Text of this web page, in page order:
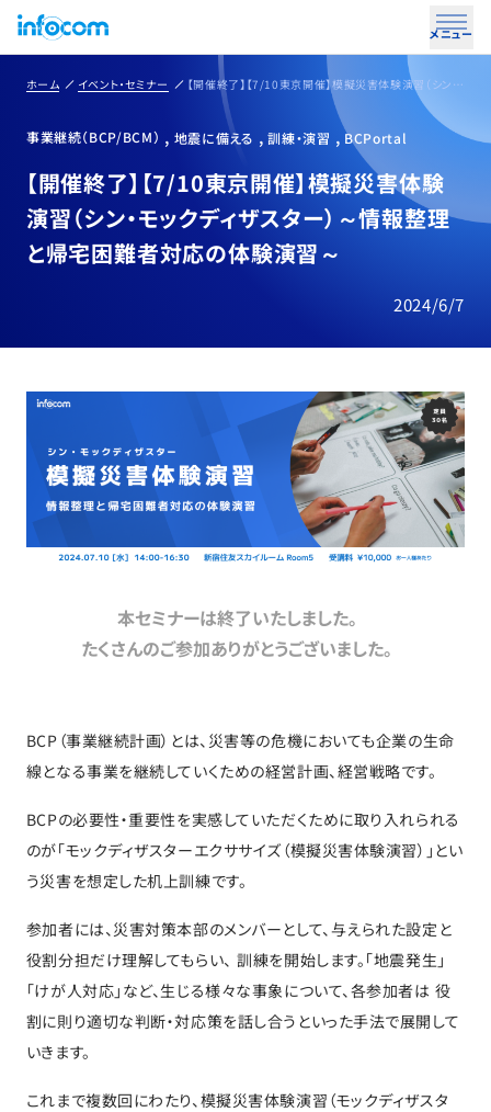
メニュー
ホーム イベント・セミナー 【開催終了】【7/10東京開催】模擬災害体験演習（シン・モックディザスター）～情報整理と帰宅困難者対応の体験演習～
事業継続（BCP/BCM） 地震に備える 訓練・演習 BCPortal
【開催終了】【7/10東京開催】模擬災害体験
演習（シン・モックディザスター）～情報整理
と帰宅困難者対応の体験演習～
2024/6/7
本セミナーは終了いたしました。
たくさんのご参加ありがとうございました。
BCP（事業継続計画）とは、災害等の危機においても企業の生命
線となる事業を継続していくための経営計画、経営戦略です。
BCPの必要性・重要性を実感していただくために取り入れられる
のが「モックディザスターエクササイズ（模擬災害体験演習）」とい
う災害を想定した机上訓練です。
参加者には、災害対策本部のメンバーとして、与えられた設定と
役割分担だけ理解してもらい、 訓練を開始します。「地震発生」
「けが人対応」など、生じる様々な事象について、各参加者は 役
割に則り適切な判断・対応策を話し合うといった手法で展開して
いきます。
これまで複数回にわたり、模擬災害体験演習（モックディザスタ